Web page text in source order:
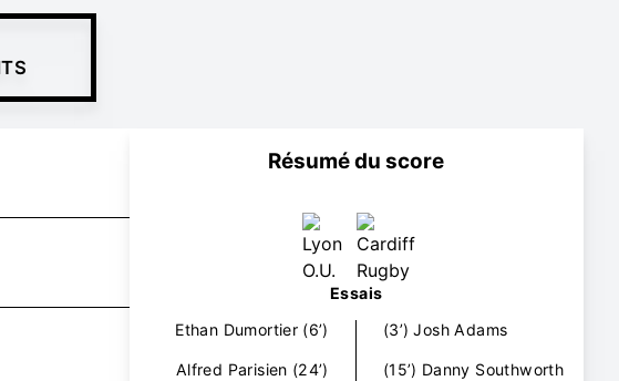
Résumé du score
Essais
Ethan Dumortier (6’)
Alfred Parisien (24’)
(3’) Josh Adams
(15’) Danny Southworth